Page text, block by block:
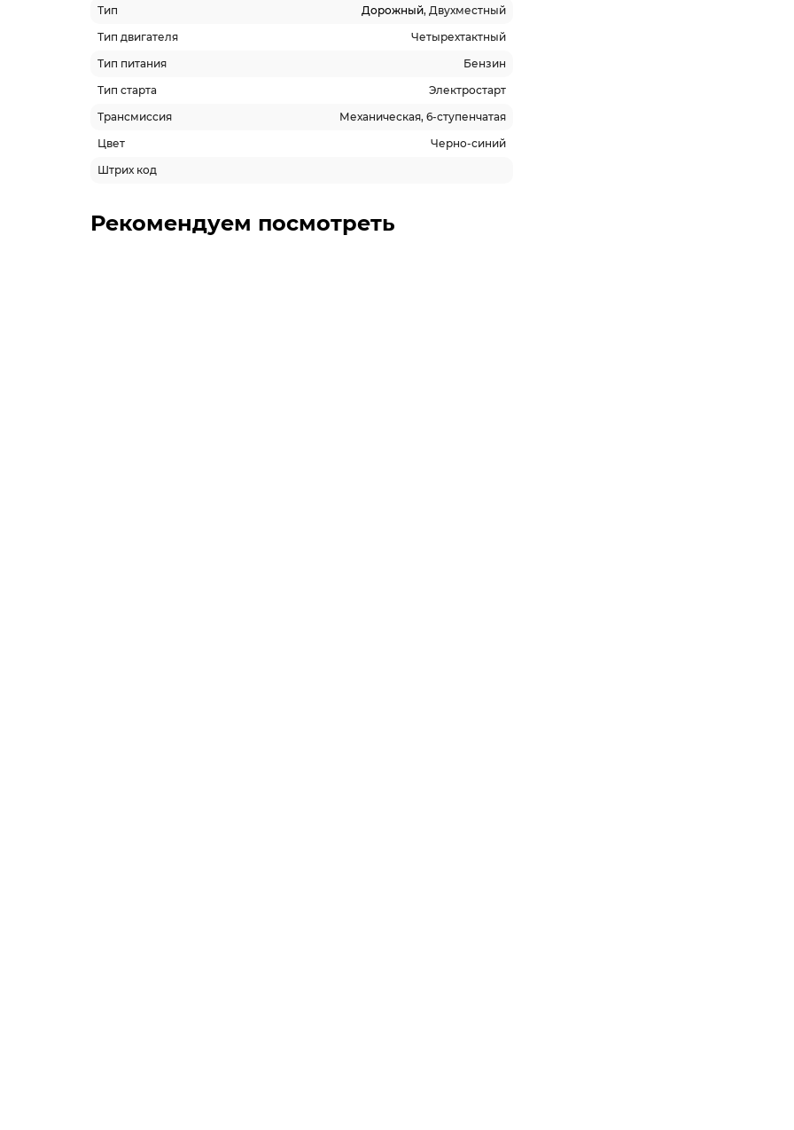
Тип
Дорожный, Двухместный
Тип двигателя
Четырехтактный
Тип питания
Бензин
Тип старта
Электростарт
Трансмиссия
Механическая, 6-ступенчатая
Цвет
Черно-синий
Штрих код
Рекомендуем посмотреть